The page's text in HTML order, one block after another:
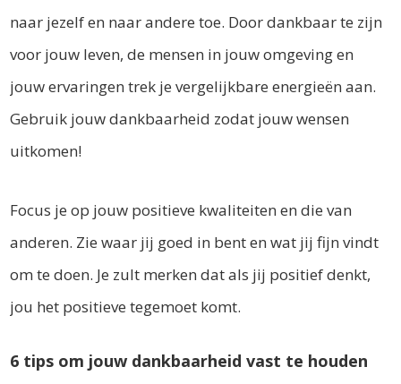
naar jezelf en naar andere toe. Door dankbaar te zijn
voor jouw leven, de mensen in jouw omgeving en
jouw ervaringen trek je vergelijkbare energieën aan.
Gebruik jouw dankbaarheid zodat jouw wensen
uitkomen!
Focus je op jouw positieve kwaliteiten en die van
anderen. Zie waar jij goed in bent en wat jij fijn vindt
om te doen. Je zult merken dat als jij positief denkt,
jou het positieve tegemoet komt.
6 tips om jouw dankbaarheid vast te houden